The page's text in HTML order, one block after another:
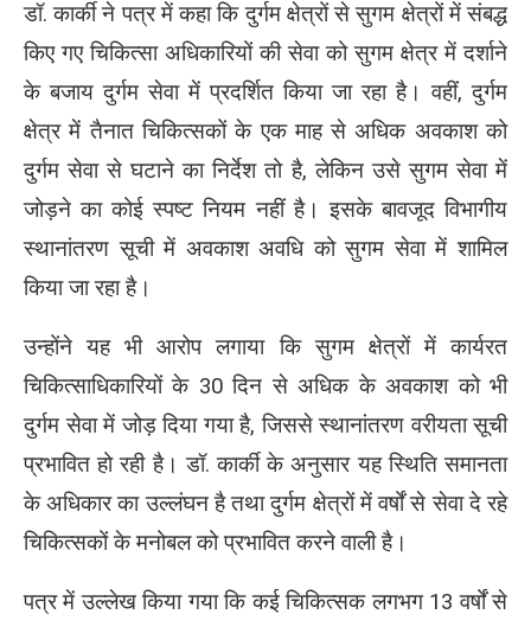
डॉ. कार्की ने पत्र में कहा कि दुर्गम क्षेत्रों से सुगम क्षेत्रों में संबद्ध
किए गए चिकित्सा अधिकारियों की सेवा को सुगम क्षेत्र में दर्शाने
के बजाय दुर्गम सेवा में प्रदर्शित किया जा रहा है। वहीं, दुर्गम
क्षेत्र में तैनात चिकित्सकों के एक माह से अधिक अवकाश को
दुर्गम सेवा से घटाने का निर्देश तो है, लेकिन उसे सुगम सेवा में
जोड़ने का कोई स्पष्ट नियम नहीं है। इसके बावजूद विभागीय
स्थानांतरण सूची में अवकाश अवधि को सुगम सेवा में शामिल
किया जा रहा है।
उन्होंने यह भी आरोप लगाया कि सुगम क्षेत्रों में कार्यरत
चिकित्साधिकारियों के 30 दिन से अधिक के अवकाश को भी
दुर्गम सेवा में जोड़ दिया गया है, जिससे स्थानांतरण वरीयता सूची
प्रभावित हो रही है। डॉ. कार्की के अनुसार यह स्थिति समानता
के अधिकार का उल्लंघन है तथा दुर्गम क्षेत्रों में वर्षों से सेवा दे रहे
चिकित्सकों के मनोबल को प्रभावित करने वाली है।
पत्र में उल्लेख किया गया कि कई चिकित्सक लगभग 13 वर्षों से